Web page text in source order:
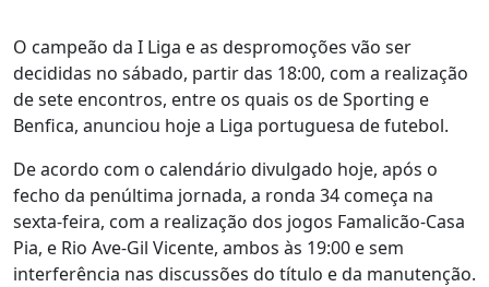
O campeão da I Liga e as despromoções vão ser
decididas no sábado, partir das 18:00, com a realização
de sete encontros, entre os quais os de Sporting e
Benfica, anunciou hoje a Liga portuguesa de futebol.
De acordo com o calendário divulgado hoje, após o
fecho da penúltima jornada, a ronda 34 começa na
sexta-feira, com a realização dos jogos Famalicão-Casa
Pia, e Rio Ave-Gil Vicente, ambos às 19:00 e sem
interferência nas discussões do título e da manutenção.